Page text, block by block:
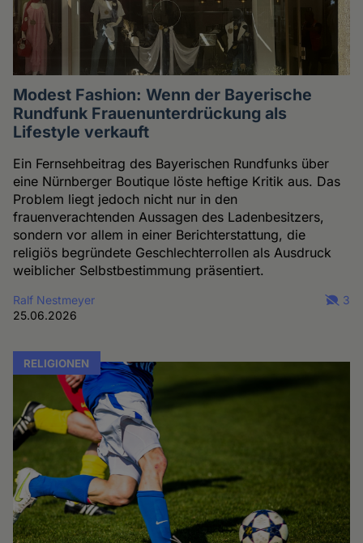
Modest Fashion: Wenn der Bayerische
Rundfunk Frauenunterdrückung als
Lifestyle verkauft
Ein Fernsehbeitrag des Bayerischen Rundfunks über
eine Nürnberger Boutique löste heftige Kritik aus. Das
Problem liegt jedoch nicht nur in den
frauenverachtenden Aussagen des Ladenbesitzers,
sondern vor allem in einer Berichterstattung, die
religiös begründete Geschlechterrollen als Ausdruck
weiblicher Selbstbestimmung präsentiert.
Ralf Nestmeyer
25.06.2026
3
RELIGIONEN